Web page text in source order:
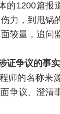
的1200篇报
伤力，到甩
较量，追问
证争议的事
师的名称来
争议、澄清